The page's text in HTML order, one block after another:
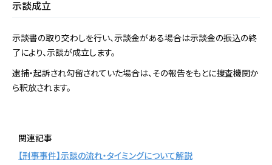
示談成立
示談書の取り交わしを行い、示談金がある場合は示談金の振込の終
了により、示談が成立します。
逮捕・起訴され勾留されていた場合は、その報告をもとに捜査機関か
ら釈放されます。
関連記事
【刑事事件】示談の流れ・タイミングについて解説